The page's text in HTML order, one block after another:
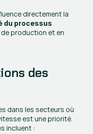
du processus
production et en
des
dans les secteurs où
est une priorité.
incluent :